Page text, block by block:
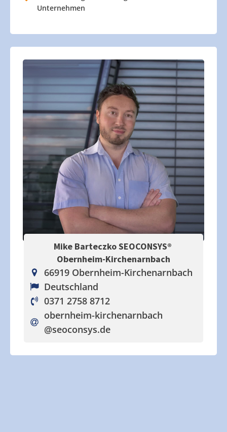
Unternehmen
Mike Barteczko SEOCONSYS®
Obernheim-Kirchenarnbach
66919 Obernheim-Kirchenarnbach
Deutschland
0371 2758 8712
obernheim-kirchenarnbach
@seoconsys.de